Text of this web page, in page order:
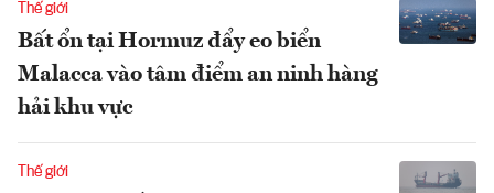
Thế giới
Bất ổn tại Hormuz đẩy eo biển
Malacca vào tâm điểm an ninh hàng
hải khu vực
Thế giới